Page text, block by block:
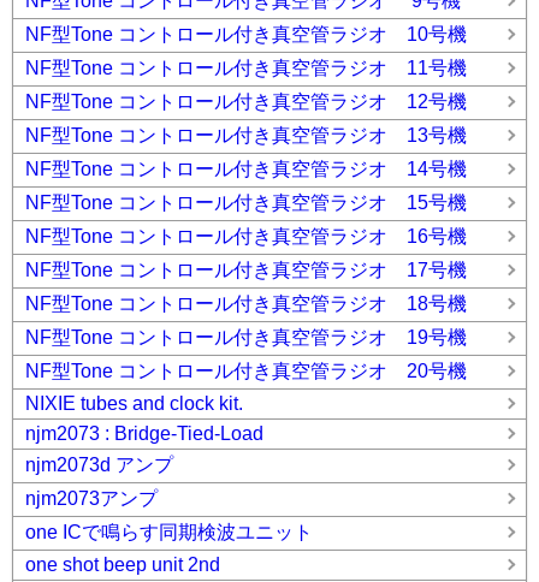
NF型Tone コントロール付き真空管ラジオ 10号機
NF型Tone コントロール付き真空管ラジオ 11号機
NF型Tone コントロール付き真空管ラジオ 12号機
NF型Tone コントロール付き真空管ラジオ 13号機
NF型Tone コントロール付き真空管ラジオ 14号機
NF型Tone コントロール付き真空管ラジオ 15号機
NF型Tone コントロール付き真空管ラジオ 16号機
NF型Tone コントロール付き真空管ラジオ 17号機
NF型Tone コントロール付き真空管ラジオ 18号機
NF型Tone コントロール付き真空管ラジオ 19号機
NF型Tone コントロール付き真空管ラジオ 20号機
NIXIE tubes and clock kit.
njm2073 : Bridge-Tied-Load
njm2073d アンプ
njm2073アンプ
one ICで鳴らす同期検波ユニット
one shot beep unit 2nd